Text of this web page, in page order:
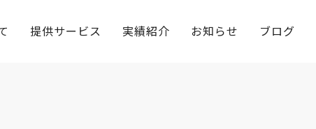
提供サービス 実績紹介 お知らせ ブログ